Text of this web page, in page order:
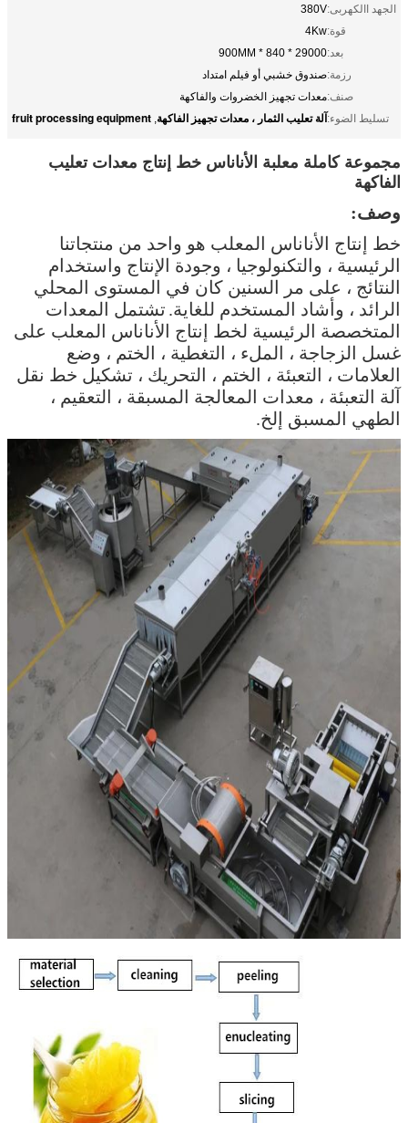
الجهد االكهربى:380V
قوة:4Kw
بعد:29000 * 840 * 900MM
رزمة:صندوق خشبي أو فيلم امتداد
صنف:معدات تجهيز الخضروات والفاكهة
تسليط الضوء:آلة تعليب الثمار ، معدات تجهيز الفاكهة,
fruit processing equipment
مجموعة كاملة معلبة الأناناس خط إنتاج معدات تعليب
الفاكهة
وصف:
خط إنتاج الأناناس المعلب هو واحد من منتجاتنا
الرئيسية ، والتكنولوجيا ، وجودة الإنتاج واستخدام
النتائج ، على مر السنين كان في المستوى المحلي
الرائد ، وأشاد المستخدم للغاية. تشتمل المعدات
المتخصصة الرئيسية لخط إنتاج الأناناس المعلب على
غسل الزجاجة ، الملء ، التغطية ، الختم ، وضع
العلامات ، التعبئة ، الختم ، التحريك ، تشكيل خط نقل
آلة التعبئة ، معدات المعالجة المسبقة ، التعقيم ،
الطهي المسبق إلخ.